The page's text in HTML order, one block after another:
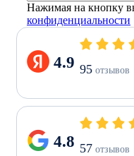
Нажимая на кнопку
конфиденциальности
4.9 95 отзывов
4.8 57 отзывов